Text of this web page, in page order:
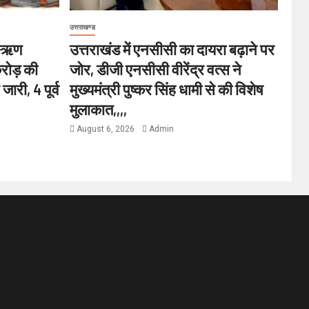
ऋण
की
4 पूर्व
उत्तराखण्ड
उत्तराखंड में एनसीसी का दायरा बढ़ाने पर
जोर, डीजी एनसीसी वीरेंद्र वत्स ने
मुख्यमंत्री पुष्कर सिंह धामी से की विशेष
मुलाकात,,,,
August 6, 2026 Admin